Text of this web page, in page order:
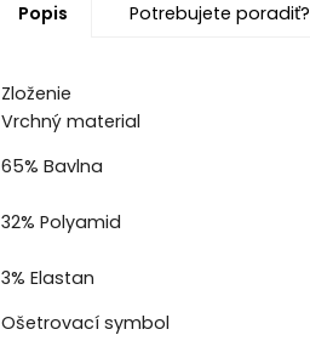
Popis Potrebujete poradiť?
Zloženie
Vrchný material
65% Bavlna
32% Polyamid
3% Elastan
Ošetrovací symbol